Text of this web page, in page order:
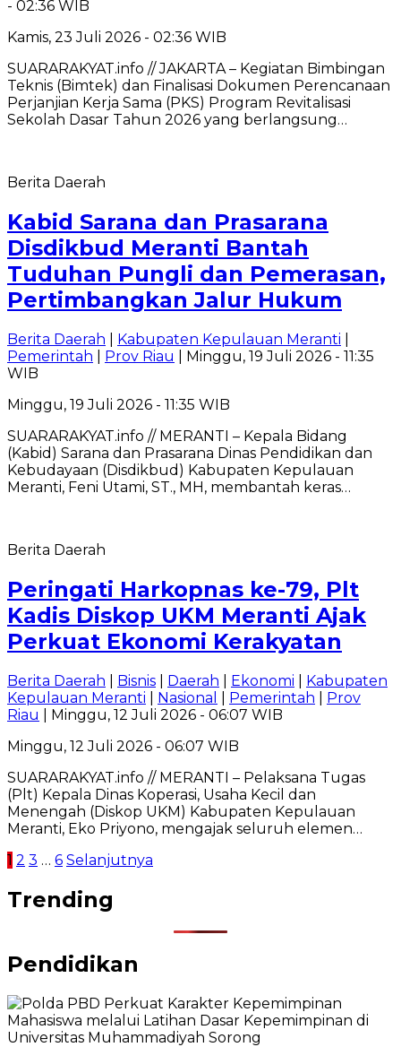
- 02:36 WIB
Kamis, 23 Juli 2026 - 02:36 WIB
SUARARAKYAT.info // JAKARTA – Kegiatan Bimbingan
Teknis (Bimtek) dan Finalisasi Dokumen Perencanaan
Perjanjian Kerja Sama (PKS) Program Revitalisasi
Sekolah Dasar Tahun 2026 yang berlangsung…
Berita Daerah
Kabid Sarana dan Prasarana
Disdikbud Meranti Bantah
Tuduhan Pungli dan Pemerasan,
Pertimbangkan Jalur Hukum
Berita Daerah Kabupaten Kepulauan Meranti
Pemerintah
Prov Riau
| Minggu, 19 Juli 2026 - 11:35
WIB
Minggu, 19 Juli 2026 - 11:35 WIB
SUARARAKYAT.info // MERANTI – Kepala Bidang
(Kabid) Sarana dan Prasarana Dinas Pendidikan dan
Kebudayaan (Disdikbud) Kabupaten Kepulauan
Meranti, Feni Utami, ST., MH, membantah keras…
Berita Daerah
Peringati Harkopnas ke-79, Plt
Kadis Diskop UKM Meranti Ajak
Perkuat Ekonomi Kerakyatan
Berita Daerah Bisnis Daerah Ekonomi
Kabupaten
Kepulauan Meranti
Nasional Pemerintah
Prov
Riau
| Minggu, 12 Juli 2026 - 06:07 WIB
Minggu, 12 Juli 2026 - 06:07 WIB
SUARARAKYAT.info // MERANTI – Pelaksana Tugas
(Plt) Kepala Dinas Koperasi, Usaha Kecil dan
Menengah (Diskop UKM) Kabupaten Kepulauan
Meranti, Eko Priyono, mengajak seluruh elemen…
Paginasi
pos
1 2 3 … 6 Selanjutnya
Trending
Pendidikan